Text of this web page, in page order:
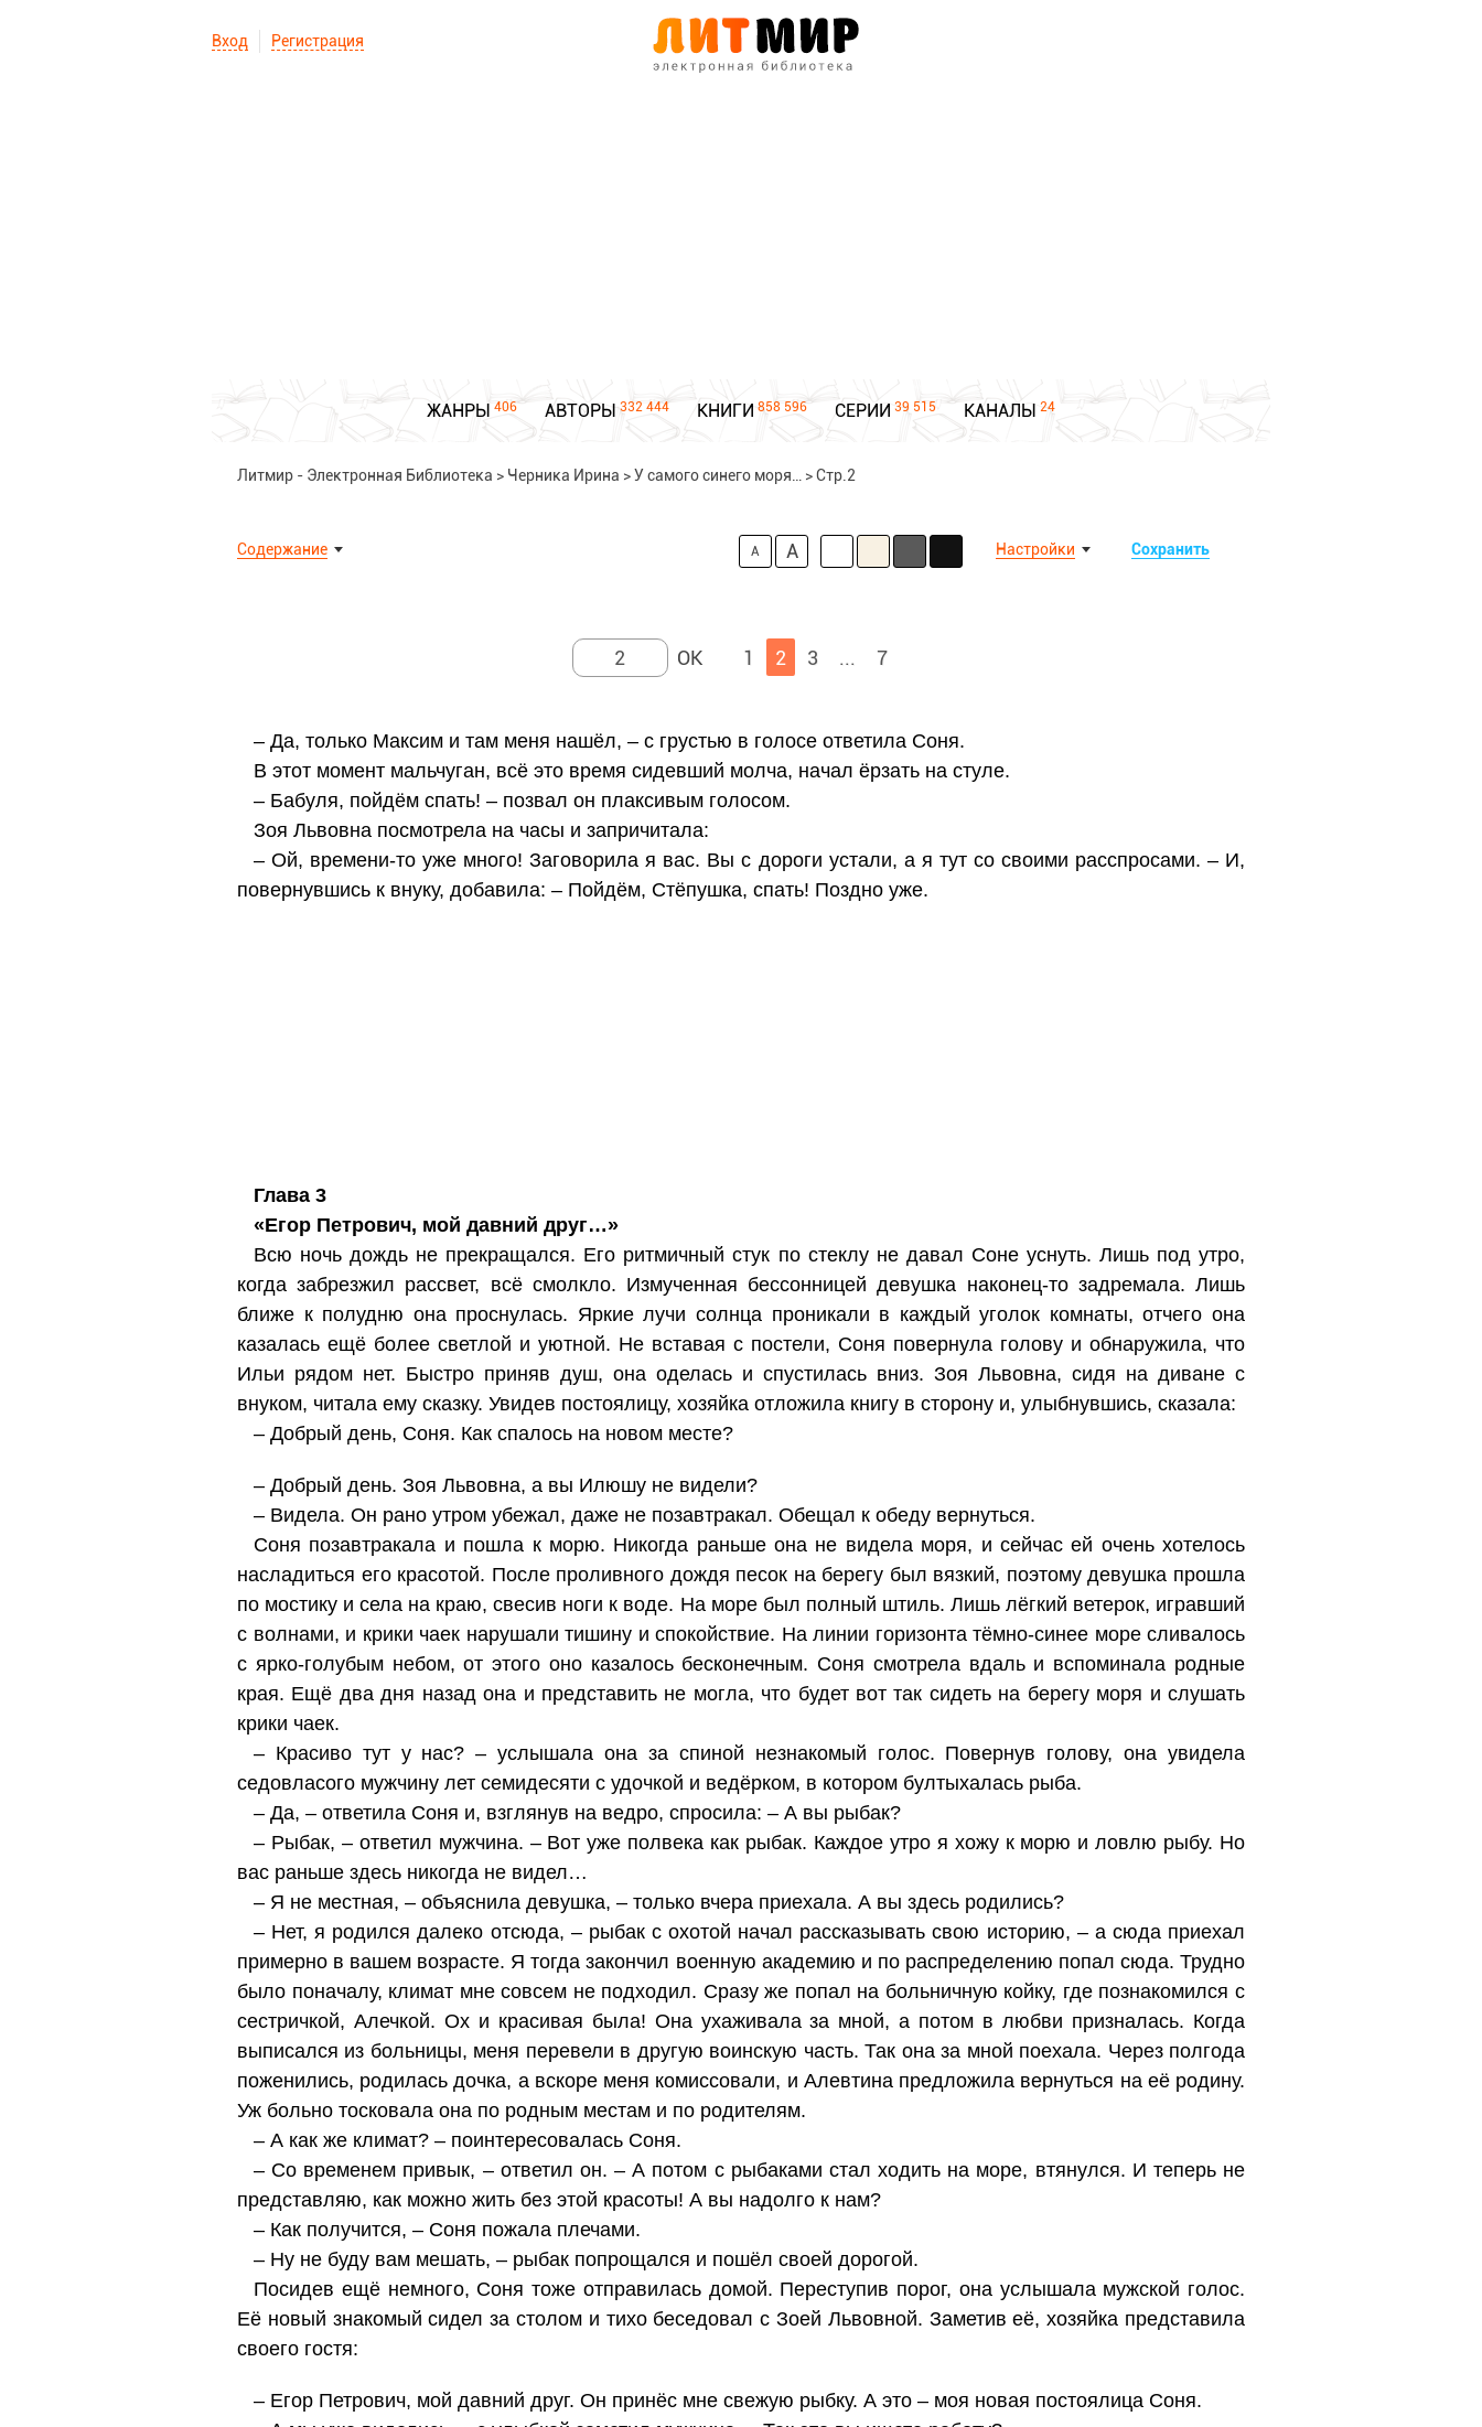
Вход Регистрация
ЖАНРЫ 406 АВТОРЫ 332 444 КНИГИ 858 596 СЕРИИ 39 515 КАНАЛЫ 24
Литмир - Электронная Библиотека > Черника Ирина >У самого синего моря… >Стр.2
Содержание Сохранить
Настройки
A A
1 2 3 ... 7
– Да, только Максим и там меня нашёл, – с грустью в голосе ответила Соня.
В этот момент мальчуган, всё это время сидевший молча, начал ёрзать на стуле.
– Бабуля, пойдём спать! – позвал он плаксивым голосом.
Зоя Львовна посмотрела на часы и запричитала:
– Ой, времени-то уже много! Заговорила я вас. Вы с дороги устали, а я тут со своими расспросами. – И,
повернувшись к внуку, добавила: – Пойдём, Стёпушка, спать! Поздно уже.
Глава 3
«Егор Петрович, мой давний друг…»
Всю ночь дождь не прекращался. Его ритмичный стук по стеклу не давал Соне уснуть. Лишь под утро,
когда забрезжил рассвет, всё смолкло. Измученная бессонницей девушка наконец-то задремала. Лишь
ближе к полудню она проснулась. Яркие лучи солнца проникали в каждый уголок комнаты, отчего она
казалась ещё более светлой и уютной. Не вставая с постели, Соня повернула голову и обнаружила, что
Ильи рядом нет. Быстро приняв душ, она оделась и спустилась вниз. Зоя Львовна, сидя на диване с
внуком, читала ему сказку. Увидев постоялицу, хозяйка отложила книгу в сторону и, улыбнувшись, сказала:
– Добрый день, Соня. Как спалось на новом месте?
– Добрый день. Зоя Львовна, а вы Илюшу не видели?
– Видела. Он рано утром убежал, даже не позавтракал. Обещал к обеду вернуться.
Соня позавтракала и пошла к морю. Никогда раньше она не видела моря, и сейчас ей очень хотелось
насладиться его красотой. После проливного дождя песок на берегу был вязкий, поэтому девушка прошла
по мостику и села на краю, свесив ноги к воде. На море был полный штиль. Лишь лёгкий ветерок, игравший
с волнами, и крики чаек нарушали тишину и спокойствие. На линии горизонта тёмно-синее море сливалось
с ярко-голубым небом, от этого оно казалось бесконечным. Соня смотрела вдаль и вспоминала родные
края. Ещё два дня назад она и представить не могла, что будет вот так сидеть на берегу моря и слушать
крики чаек.
– Красиво тут у нас? – услышала она за спиной незнакомый голос. Повернув голову, она увидела
седовласого мужчину лет семидесяти с удочкой и ведёрком, в котором бултыхалась рыба.
– Да, – ответила Соня и, взглянув на ведро, спросила: – А вы рыбак?
– Рыбак, – ответил мужчина. – Вот уже полвека как рыбак. Каждое утро я хожу к морю и ловлю рыбу. Но
вас раньше здесь никогда не видел…
– Я не местная, – объяснила девушка, – только вчера приехала. А вы здесь родились?
– Нет, я родился далеко отсюда, – рыбак с охотой начал рассказывать свою историю, – а сюда приехал
примерно в вашем возрасте. Я тогда закончил военную академию и по распределению попал сюда. Трудно
было поначалу, климат мне совсем не подходил. Сразу же попал на больничную койку, где познакомился с
сестричкой, Алечкой. Ох и красивая была! Она ухаживала за мной, а потом в любви призналась. Когда
выписался из больницы, меня перевели в другую воинскую часть. Так она за мной поехала. Через полгода
поженились, родилась дочка, а вскоре меня комиссовали, и Алевтина предложила вернуться на её родину.
Уж больно тосковала она по родным местам и по родителям.
– А как же климат? – поинтересовалась Соня.
– Со временем привык, – ответил он. – А потом с рыбаками стал ходить на море, втянулся. И теперь не
представляю, как можно жить без этой красоты! А вы надолго к нам?
– Как получится, – Соня пожала плечами.
– Ну не буду вам мешать, – рыбак попрощался и пошёл своей дорогой.
Посидев ещё немного, Соня тоже отправилась домой. Переступив порог, она услышала мужской голос.
Её новый знакомый сидел за столом и тихо беседовал с Зоей Львовной. Заметив её, хозяйка представила
своего гостя:
– Егор Петрович, мой давний друг. Он принёс мне свежую рыбку. А это – моя новая постоялица Соня.